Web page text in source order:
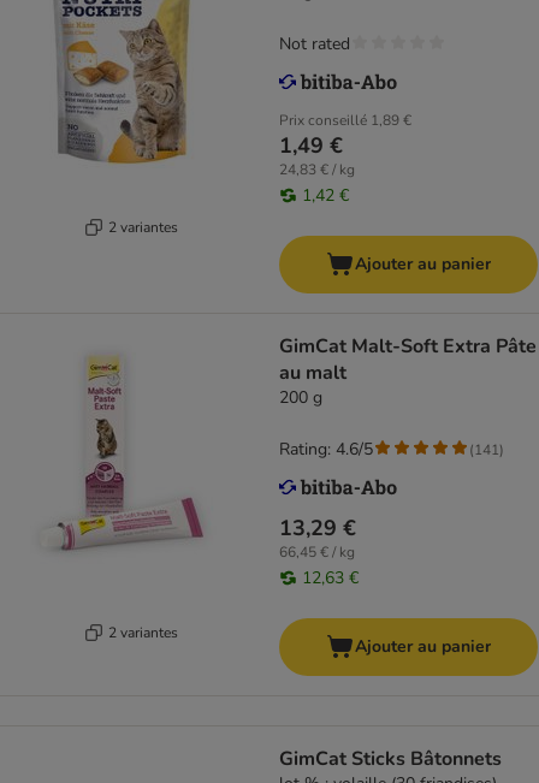
2 variantes
Prix conseillé 1,89 €
1,49 €
24,83 € / kg
1,42 €
Not rated
Ajouter au panier
2 variantes
GimCat Malt-Soft Extra Pâte
au malt
200 g
13,29 €
66,45 € / kg
12,63 €
Rating: 4.6/5 (141)
Ajouter au panier
GimCat Sticks Bâtonnets